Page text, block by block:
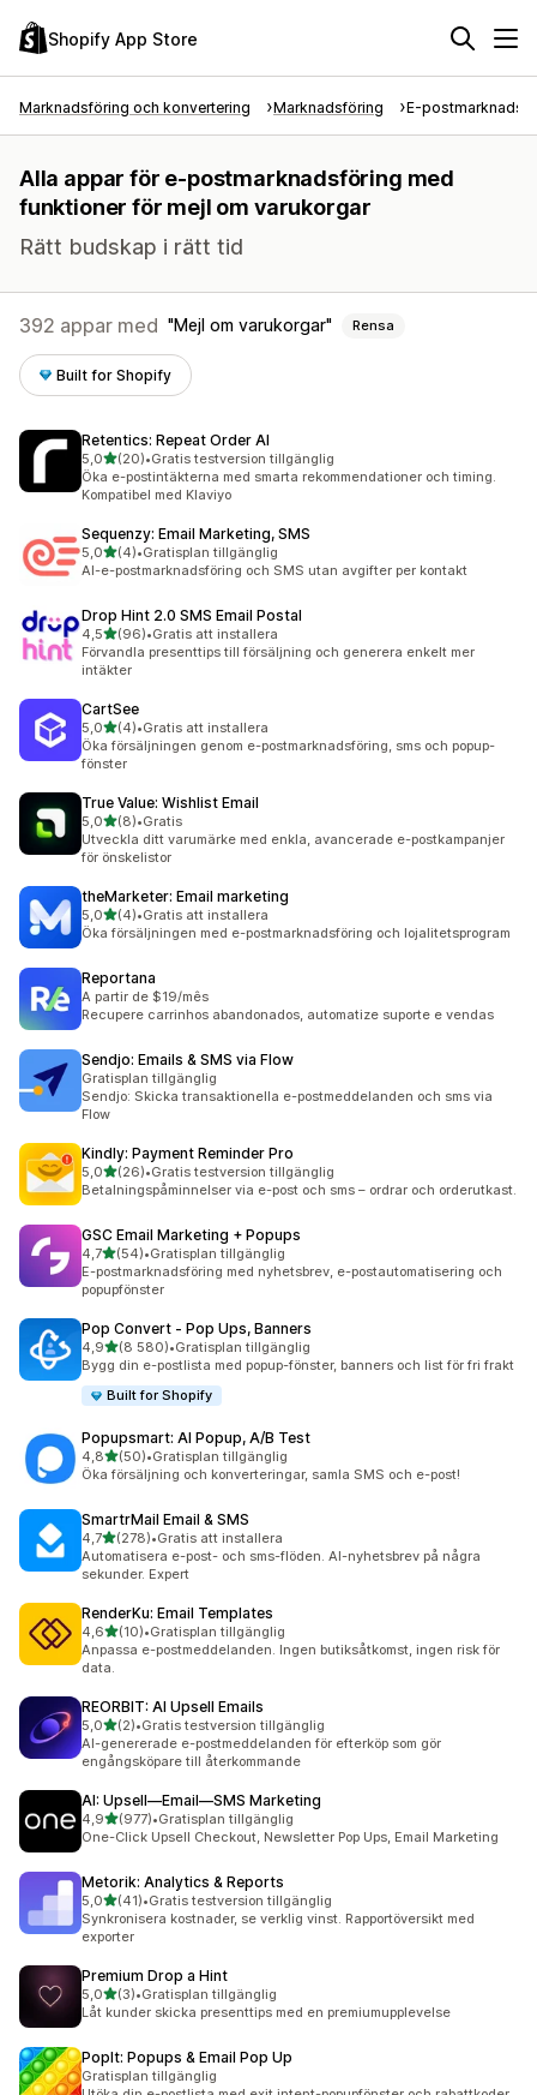
Shopify App Store
Marknadsföring och konvertering Marknadsföring E-
Alla appar för e-postmarknadsföring med
funktioner för mejl om varukorgar
Rätt budskap i rätt tid
392 appar med Mejl om varukorgar Rensa
Built for Shopify
Retentics: Repeat Order AI
5,0av 5 stjärnor
(20)
20 recensioner totalt
•Gratis testversion tillgänglig
Öka e-postintäkterna med smarta rekommendationer och timing.
Kompatibel med Klaviyo
Sequenzy: Email Marketing, SMS
5,0av 5 stjärnor
(4)
4 recensioner totalt
•Gratisplan tillgänglig
AI-e-postmarknadsföring och SMS utan avgifter per kontakt
Drop Hint 2.0 SMS Email Postal
4,5av 5 stjärnor
(96)
96 recensioner totalt
•Gratis att installera
Förvandla presenttips till försäljning och generera enkelt mer
intäkter
CartSee
5,0av 5 stjärnor
(4)
4 recensioner totalt
•Gratis att installera
Öka försäljningen genom e-postmarknadsföring, sms och popup-
fönster
True Value: Wishlist Email
5,0av 5 stjärnor
(8)
8 recensioner totalt
•Gratis
Utveckla ditt varumärke med enkla, avancerade e-postkampanjer
för önskelistor
theMarketer: Email marketing
5,0av 5 stjärnor
(4)
4 recensioner totalt
•Gratis att installera
Öka försäljningen med e-postmarknadsföring och lojalitetsprogram
Reportana
A partir de $19/mês
Recupere carrinhos abandonados, automatize suporte e vendas
Sendjo: Emails & SMS via Flow
Gratisplan tillgänglig
Sendjo: Skicka transaktionella e-postmeddelanden och sms via
Flow
Kindly: Payment Reminder Pro
5,0av 5 stjärnor
(26)
26 recensioner totalt
•Gratis testversion tillgänglig
Betalningspåminnelser via e-post och sms – ordrar och orderutkast.
GSC Email Marketing + Popups
4,7av 5 stjärnor
(54)
54 recensioner totalt
•Gratisplan tillgänglig
E-postmarknadsföring med nyhetsbrev, e-postautomatisering och
popupfönster
Pop Convert ‑ Pop Ups, Banners
4,9av 5 stjärnor
(8 580)
8580 recensioner totalt
•Gratisplan tillgänglig
Bygg din e-postlista med popup-fönster, banners och list för fri frakt
Built for Shopify
Popupsmart: AI Popup, A/B Test
4,8av 5 stjärnor
(50)
50 recensioner totalt
•Gratisplan tillgänglig
Öka försäljning och konverteringar, samla SMS och e-post!
SmartrMail Email & SMS
4,7av 5 stjärnor
(278)
278 recensioner totalt
•Gratis att installera
Automatisera e-post- och sms-flöden. AI-nyhetsbrev på några
sekunder. Expert
RenderKu: Email Templates
4,6av 5 stjärnor
(10)
10 recensioner totalt
•Gratisplan tillgänglig
Anpassa e-postmeddelanden. Ingen butiksåtkomst, ingen risk för
data.
REORBIT: AI Upsell Emails
5,0av 5 stjärnor
(2)
2 recensioner totalt
•Gratis testversion tillgänglig
AI-genererade e-postmeddelanden för efterköp som gör
engångsköpare till återkommande
AI: Upsell—Email—SMS Marketing
4,9av 5 stjärnor
(977)
977 recensioner totalt
•Gratisplan tillgänglig
One-Click Upsell Checkout, Newsletter Pop Ups, Email Marketing
Metorik: Analytics & Reports
5,0av 5 stjärnor
(41)
41 recensioner totalt
•Gratis testversion tillgänglig
Synkronisera kostnader, se verklig vinst. Rapportöversikt med
exporter
Premium Drop a Hint
5,0av 5 stjärnor
(3)
3 recensioner totalt
•Gratisplan tillgänglig
Låt kunder skicka presenttips med en premiumupplevelse
PopIt: Popups & Email Pop Up
Gratisplan tillgänglig